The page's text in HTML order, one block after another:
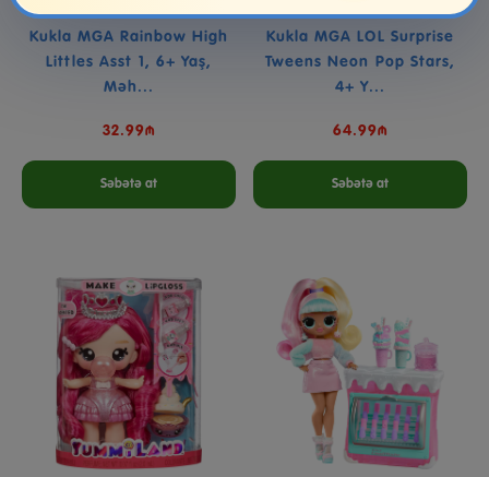
Kukla MGA Rainbow High
Littles Asst 1, 6+ Yaş,
Məh...
32.99₼
Səbətə at
Kukla MGA LOL Surprise
Tweens Neon Pop Stars,
4+ Y...
64.99₼
Səbətə at